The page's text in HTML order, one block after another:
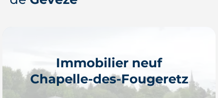
Immobilier neuf
Chapelle-des-Fougeretz